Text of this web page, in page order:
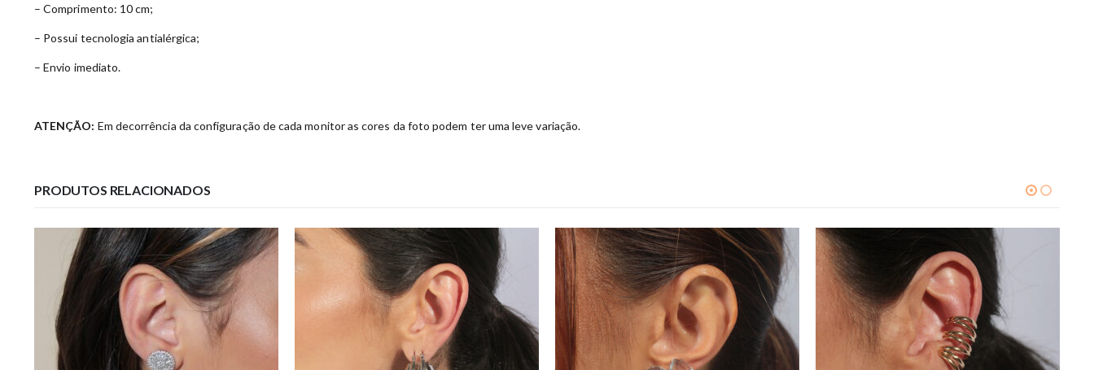
– Comprimento: 10 cm;
– Possui tecnologia antialérgica;
– Envio imediato.
ATENÇÃO: Em decorrência da configuração de cada monitor as cores da foto podem ter uma leve variação.
PRODUTOS RELACIONADOS